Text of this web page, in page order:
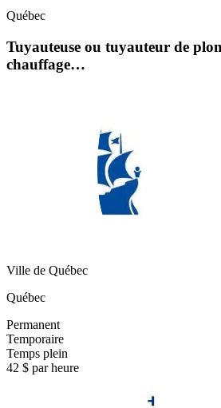
Québec
Tuyauteuse ou tuyauteur de
chauffage…
Ville de Québec
Québec
Permanent
Temporaire
Temps plein
42 $ par heure